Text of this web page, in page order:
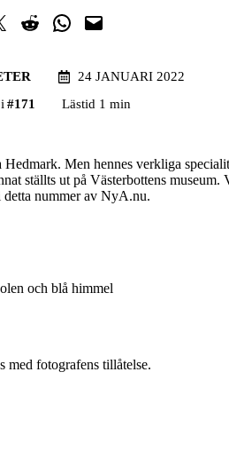
på Twitter
Dela på RedditDela i WhatsApp
Maila en länk
24 JANUARI 2022
#171 Lästid 1 min
Men hennes verkliga
ställts ut på Västerbottens museum.
detta nummer av NyA.nu.
och blå himmel
med fotografens tillåtelse.